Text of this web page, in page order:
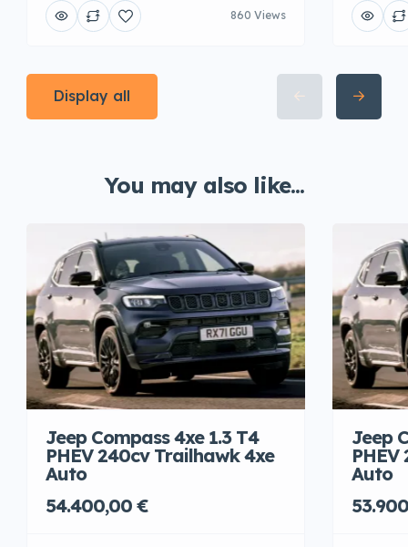
860 Views
Display all
You may also like...
Jeep Compass 4xe 1.3 T4
PHEV 240cv Trailhawk 4xe
Auto
54.400,00 €
Jeep
Auto